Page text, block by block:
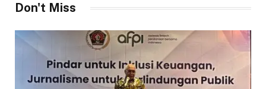
Don't Miss